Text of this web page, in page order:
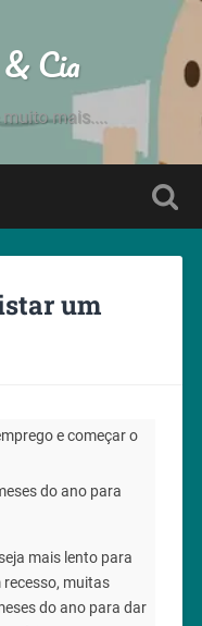
& Cia
mais....
um
e começar o
do ano para
mais lento para
muitas
do ano para dar